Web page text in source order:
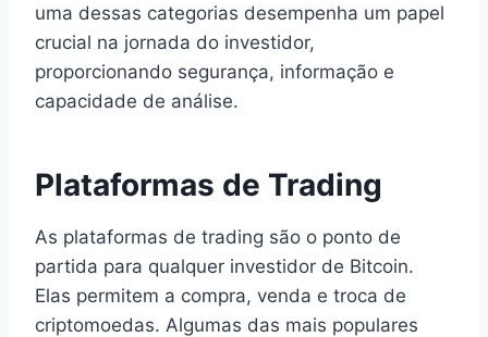
uma dessas categorias desempenha um papel
crucial na jornada do investidor,
proporcionando segurança, informação e
capacidade de análise.
Plataformas de Trading
As plataformas de trading são o ponto de
partida para qualquer investidor de Bitcoin.
Elas permitem a compra, venda e troca de
criptomoedas. Algumas das mais populares